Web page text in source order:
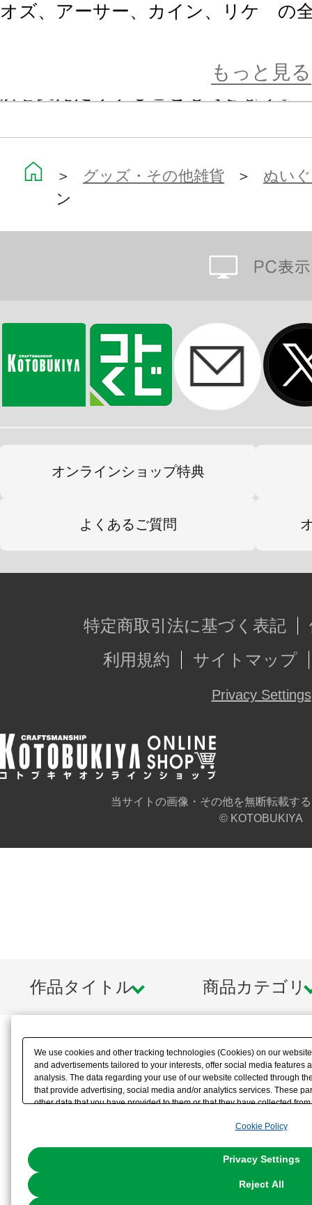
オズ、アーサー、カイン、リケ の
全高約15cmと手頃な大きさで、首
ぴたぬいとは…
ぎゅっとはさんで“ぴたっ”と寄り添
背中をつまむと腕がひらいて、いろ
顔の向きを変えればくっつく場所も
※画像は開発中のイメージ画像です
もっと見る
＞ グッズ・その他雑貨 ＞ ぬい
ン
オンラインショップ特典
よくあるご質問
特定商取引法に基づく表記
利用規約
サイトマップ
Privacy Settings
当サイトの画像・その他を無断転載す
© KOTOBUKIYA
作品タイトル 商品カテゴリ
We use cookies and other tracking technologies (Cookies) on our
and advertisements tailored to your interests, offer social media features
analysis. The data regarding your use of our website collected through
that provide advertising, social media and/or analytics services. These
other data that you have provided to them or that they have collected
the use of all Cookies except for Strictly Necessary Cookies, please
You can change your consent or rejection settings at any time via
Cookie Policy
Privacy Settings
Reject All